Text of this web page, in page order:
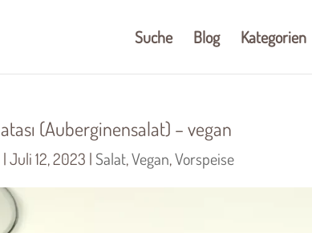
Suche Blog Kategorien
(Auberginensalat) – vegan
|Juli 12, 2023 | Salat,Vegan,Vorspeise